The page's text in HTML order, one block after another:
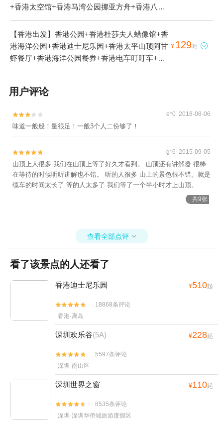
+香港太空馆+香港马湾公园挪亚方舟+香港八达
通+香港地铁通+凌霄阁摩天台428+香港太平山
顶阿甘虾餐厅+香港太平山顶越滋味餐券+香港石
板桥+香港本地玩乐+香港大学+香港港澳码头
+香港迪士尼乐园度假区酒店+香港太平山顶 -第
马场1日游
【香港出发】香港公园+香港杜莎夫人蜡像馆+香
港海洋公园+香港迪士尼乐园+香港太平山顶阿甘
虾餐厅+香港海洋公园餐券+香港电车叮叮车+香
洋公园登山缆车1日游
¥ 129起 
用户评论

 e*0 2018-08-06
味道一般般！量很足！一般3个人二份够了！

 g*6 2015-09-05
山顶上人很多 我们在山顶上等了好久才看到。 山顶还有讲解器 很棒
在等待的时候听听讲解也不错。 听的人很多 山上的景色很不错。就是
缆车的时间太长了 等的人太多了 我们等了一个半小时才上山顶。
共9张
查看全部点评 
看了该景点的人还看了
香港迪士尼乐园 ¥510起


18868条评论
香港·离岛
深圳欢乐谷(5A) ¥228起


5597条评论
深圳·南山区
深圳世界之窗 ¥110起


8535条评论
深圳·深圳华侨城旅游度假区